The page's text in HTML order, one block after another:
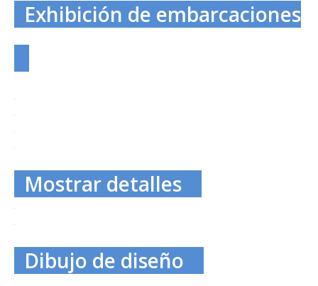
Exhibición de embarcaciones
Mostrar detalles
Dibujo de diseño